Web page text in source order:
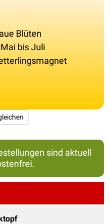
Blüten
bis Juli
sind aktuell